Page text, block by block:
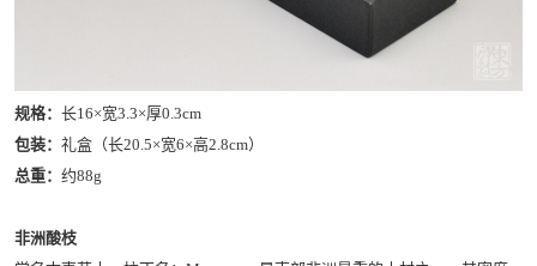
规格： 长16×宽3.3×厚0.3cm
包装： 礼盒（长20.5×宽6×高2.8cm）
总重： 约88g
非洲酸枝